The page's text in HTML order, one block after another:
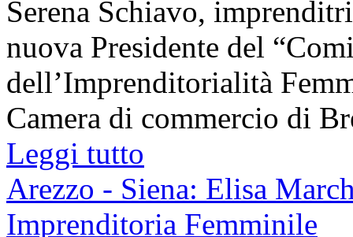
Serena Schiavo,
nuova Presidente del
dell’Imprenditorialità
Camera di commercio di
Leggi tutto
Arezzo - Siena: Elisa
Imprenditoria Femminile